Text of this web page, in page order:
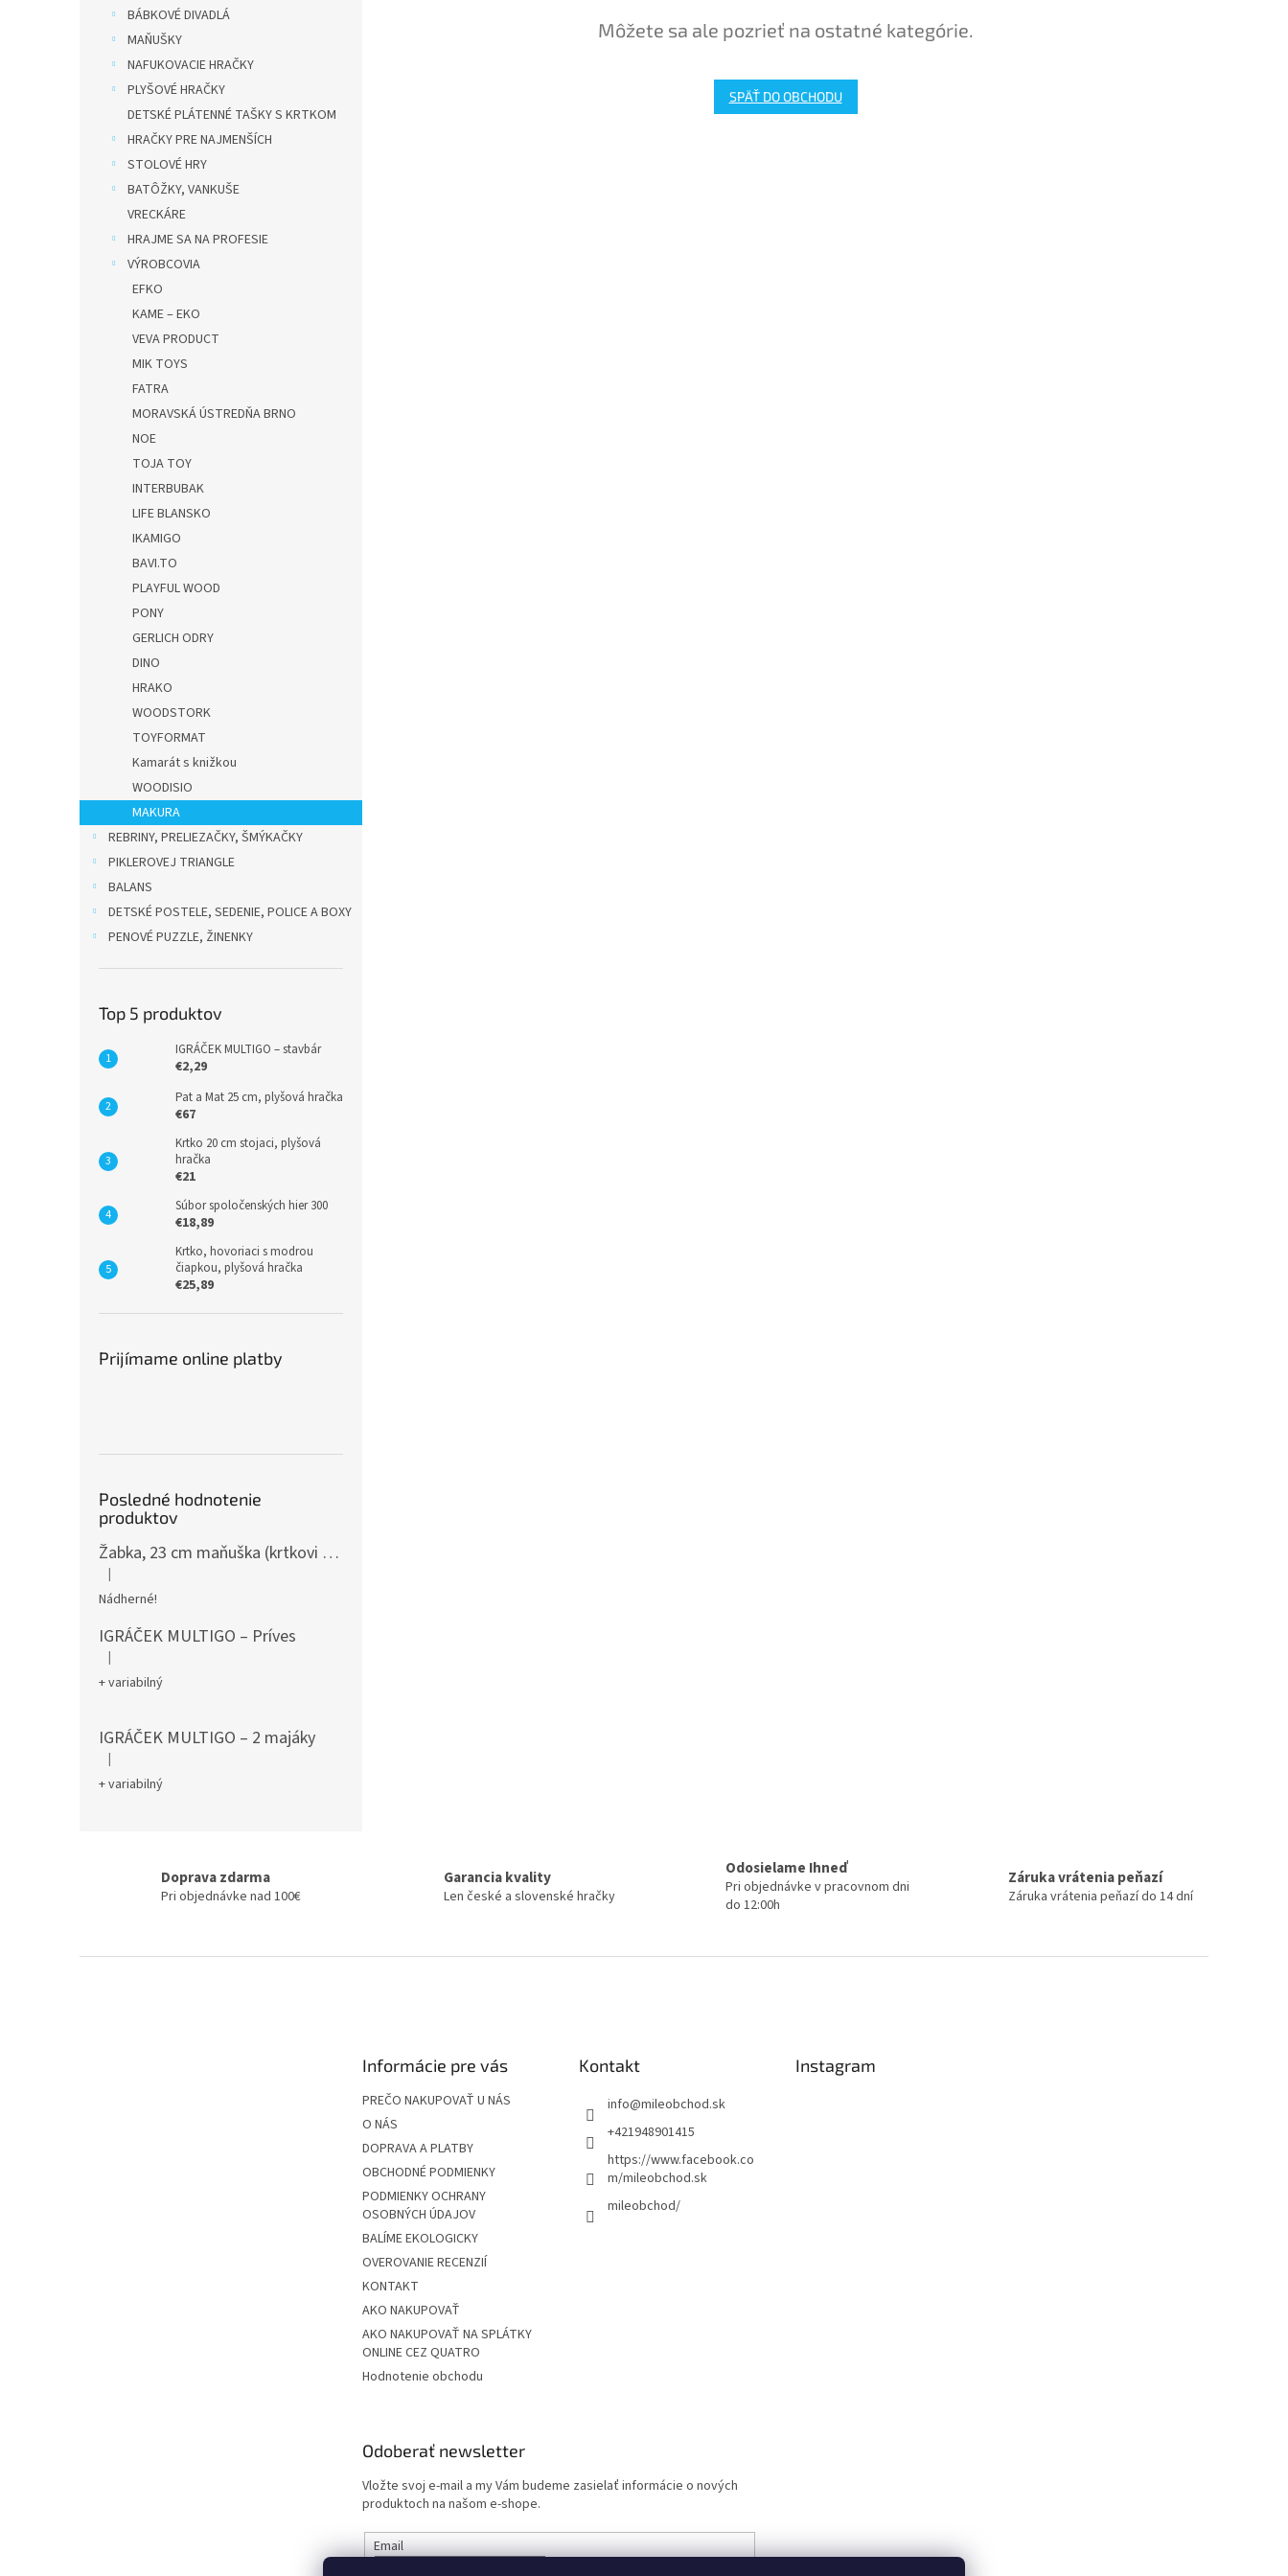
BÁBKOVÉ DIVADLÁ
MAŇUŠKY
NAFUKOVACIE HRAČKY
PLYŠOVÉ HRAČKY
DETSKÉ PLÁTENNÉ TAŠKY S KRTKOM
HRAČKY PRE NAJMENŠÍCH
STOLOVÉ HRY
BATÔŽKY, VANKUŠE
VRECKÁRE
HRAJME SA NA PROFESIE
VÝROBCOVIA
EFKO
KAME – EKO
VEVA PRODUCT
MIK TOYS
FATRA
MORAVSKÁ ÚSTREDŇA BRNO
NOE
TOJA TOY
INTERBUBAK
LIFE BLANSKO
IKAMIGO
BAVI.TO
PLAYFUL WOOD
PONY
GERLICH ODRY
DINO
HRAKO
WOODSTORK
TOYFORMAT
Kamarát s knižkou
WOODISIO
MAKURA
REBRINY, PRELIEZAČKY, ŠMÝKAČKY
PIKLEROVEJ TRIANGLE
BALANS
DETSKÉ POSTELE, SEDENIE, POLICE A BOXY
PENOVÉ PUZZLE, ŽINENKY
Top 5 produktov
IGRÁČEK MULTIGO – stavbár
€2,29
Pat a Mat 25 cm, plyšová hračka
€67
Krtko 20 cm stojaci, plyšová
hračka
€21
Súbor spoločenských hier 300
€18,89
Krtko, hovoriaci s modrou
čiapkou, plyšová hračka
€25,89
Prijímame online platby
Posledné hodnotenie
produktov
Žabka, 23 cm maňuška (krtkovi kamaráti)
Hodnotenie produktu je 5 z 5 hviezdičiek.
|
Nádherné!
IGRÁČEK MULTIGO – Príves
Hodnotenie produktu je 5 z 5 hviezdičiek.
|
+ variabilný
IGRÁČEK MULTIGO – 2 majáky
Hodnotenie produktu je 5 z 5 hviezdičiek.
|
+ variabilný
Môžete sa ale pozrieť na ostatné kategórie.
SPÄŤ DO OBCHODU
Doprava zdarma
Pri objednávke nad 100€
Garancia kvality
Len české a slovenské hračky
Odosielame Ihneď
Pri objednávke v pracovnom dni
do 12:00h
Záruka vrátenia peňazí
Záruka vrátenia peňazí do 14 dní
Informácie pre vás
PREČO NAKUPOVAŤ U NÁS
O NÁS
DOPRAVA A PLATBY
OBCHODNÉ PODMIENKY
PODMIENKY OCHRANY
OSOBNÝCH ÚDAJOV
BALÍME EKOLOGICKY
OVEROVANIE RECENZIÍ
KONTAKT
AKO NAKUPOVAŤ
AKO NAKUPOVAŤ NA SPLÁTKY
ONLINE CEZ QUATRO
Hodnotenie obchodu
Kontakt
info@mileobchod.sk
+421948901415
https://www.facebook.co
m/mileobchod.sk
mileobchod/
Instagram
Odoberať newsletter
Vložte svoj e-mail a my Vám budeme zasielať informácie o nových
produktoch na našom e-shope.
Email